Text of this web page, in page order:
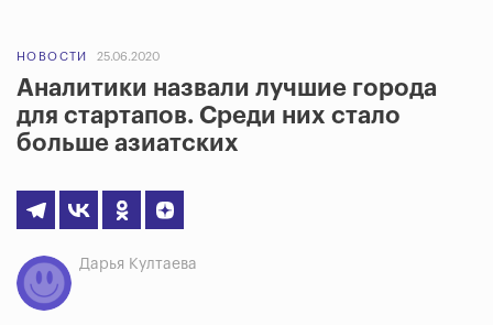
НОВОСТИ 25.06.2020
Аналитики назвали лучшие города
для стартапов. Среди них стало
больше азиатских
Дарья Култаева